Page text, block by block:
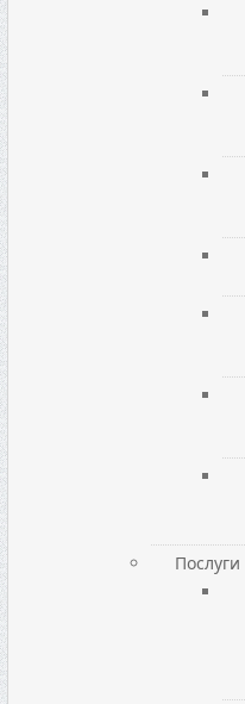
Послуги